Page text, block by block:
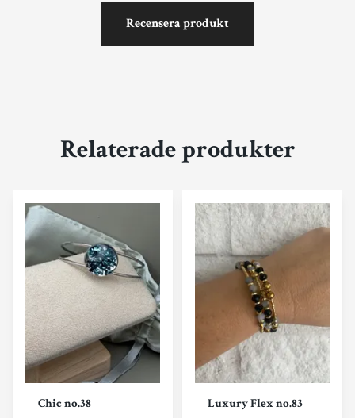
Recensera produkt
Relaterade produkter
Chic no.38
Luxury Flex no.83